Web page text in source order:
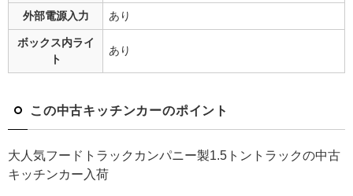
外部電源入力 あり
ボックス内ライ
ト
あり
この中古キッチンカーのポイント
大人気フードトラックカンパニー製1.5トントラックの中古
キッチンカー入荷